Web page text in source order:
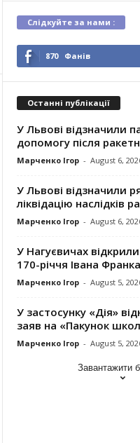
Слідкуйте за нами :
870 Фанів
Останні публікації
У Львові відзначили
допомогу після
Марченко Ігор - August 6,
У Львові відзначили
ліквідацію наслідків
Марченко Ігор - August 6,
У Нагуєвичах
170-річчя Івана Франка
Марченко Ігор - August 5,
У застосунку «Дія»
заяв на «Пакунок
Марченко Ігор - August 5,
Завантажити